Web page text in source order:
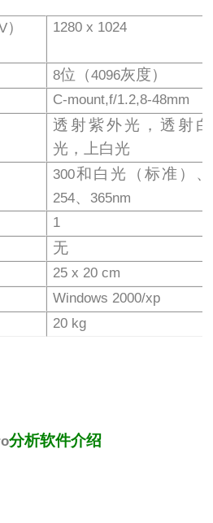
） 1280 x 1024
8位（4096灰度）
C-mount,f/1.2,8-48mm
透射紫外光，透射白
光，上白光
300和白光（标准）、
254、 365nm
1
无
25 x 20 cm
Windows 2000/xp
20 kg
分析软件介绍